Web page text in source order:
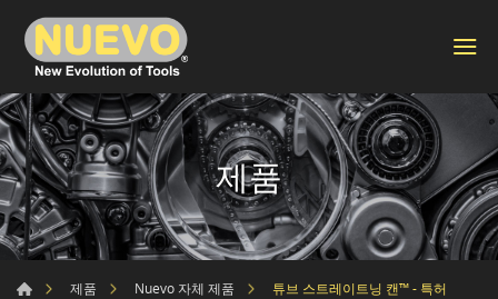
제품
제품 Nuevo 자체 제품 튜브 스트레이트닝 캔™ - 특허